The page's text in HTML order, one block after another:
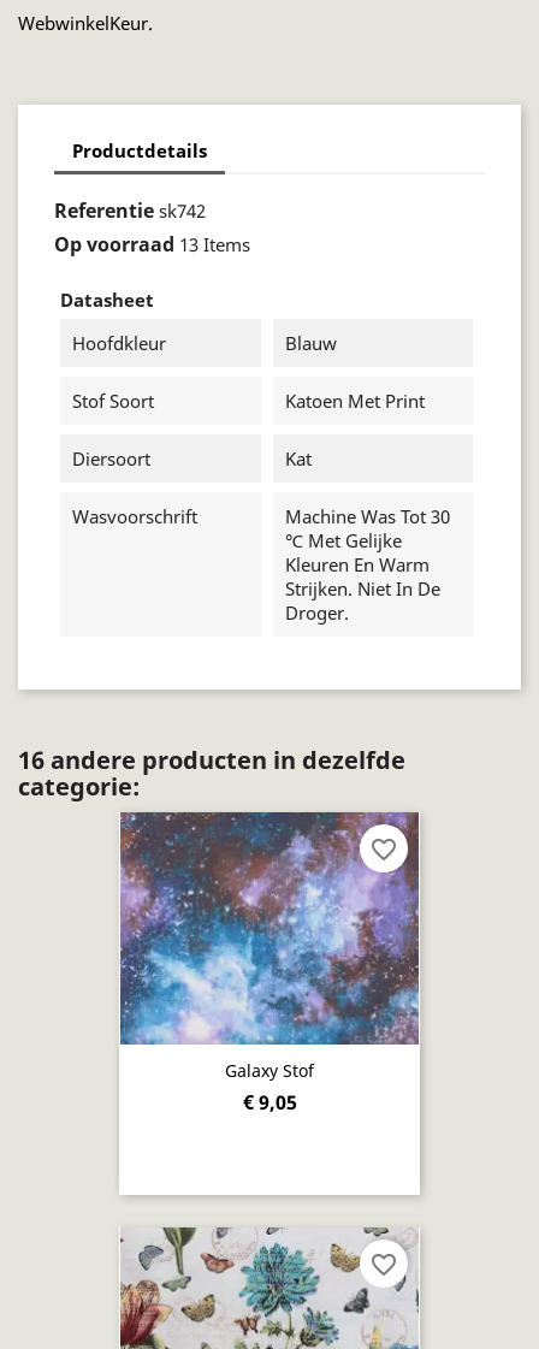
WebwinkelKeur.
Productdetails
Referentie sk742
Op voorraad 13 Items
Datasheet
Hoofdkleur
Blauw
Stof Soort Katoen Met Print
Diersoort Kat
Wasvoorschrift
Machine Was Tot 30
℃ Met Gelijke
Kleuren En Warm
Strijken. Niet In De
Droger.
16 andere producten in dezelfde
categorie:
Galaxy Stof
€ 9,05
favorite_border
favorite_border